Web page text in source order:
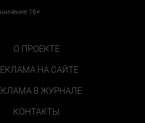
16+
О ПРОЕКТЕ
НА САЙТЕ
В ЖУРНАЛЕ
КОНТАКТЫ